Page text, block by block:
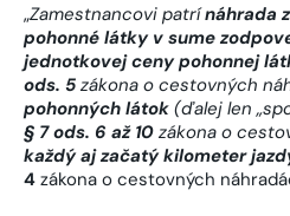
„Zamestnancovi patrínáhrada
pohonné látky v sume
jednotkovej ceny pohonnej
ods. 5 zákona o cestovných
pohonných látok (ďalej len
§ 7 ods. 6 až 10 zákona o
každý aj začatý kilometer
4 zákona o cestovných